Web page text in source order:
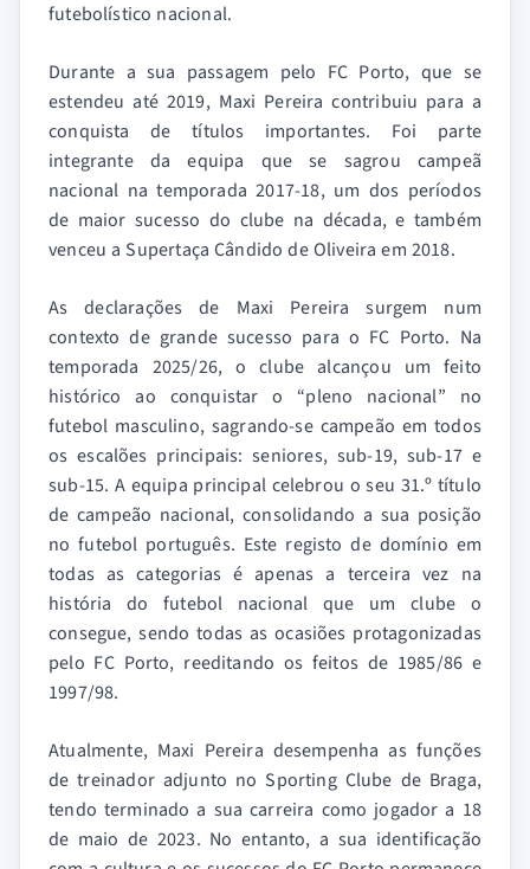
futebolístico nacional.
Durante a sua passagem pelo FC Porto, que se
estendeu até 2019, Maxi Pereira contribuiu para a
conquista de títulos importantes. Foi parte
integrante da equipa que se sagrou campeã
nacional na temporada 2017-18, um dos períodos
de maior sucesso do clube na década, e também
venceu a Supertaça Cândido de Oliveira em 2018.
As declarações de Maxi Pereira surgem num
contexto de grande sucesso para o FC Porto. Na
temporada 2025/26, o clube alcançou um feito
histórico ao conquistar o “pleno nacional” no
futebol masculino, sagrando-se campeão em todos
os escalões principais: seniores, sub-19, sub-17 e
sub-15. A equipa principal celebrou o seu 31.º título
de campeão nacional, consolidando a sua posição
no futebol português. Este registo de domínio em
todas as categorias é apenas a terceira vez na
história do futebol nacional que um clube o
consegue, sendo todas as ocasiões protagonizadas
pelo FC Porto, reeditando os feitos de 1985/86 e
1997/98.
Atualmente, Maxi Pereira desempenha as funções
de treinador adjunto no Sporting Clube de Braga,
tendo terminado a sua carreira como jogador a 18
de maio de 2023. No entanto, a sua identificação